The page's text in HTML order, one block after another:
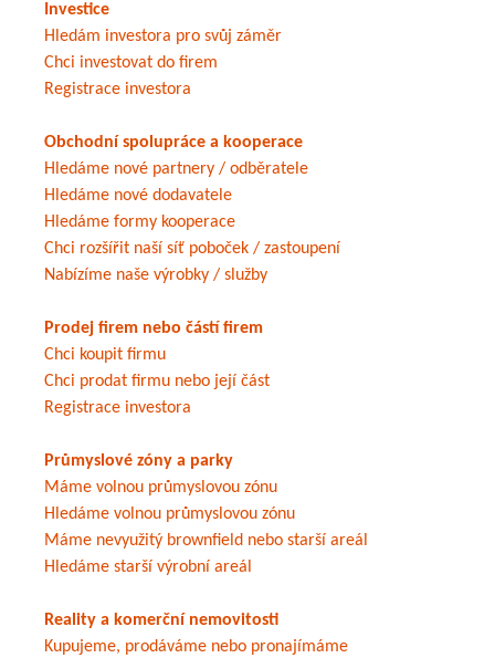
Investice
Hledám investora pro svůj záměr
Chci investovat do firem
Registrace investora
Obchodní spolupráce a kooperace
Hledáme nové partnery / odběratele
Hledáme nové dodavatele
Hledáme formy kooperace
Chci rozšířit naší síť poboček / zastoupení
Nabízíme naše výrobky / služby
Prodej firem nebo částí firem
Chci koupit firmu
Chci prodat firmu nebo její část
Registrace investora
Průmyslové zóny a parky
Máme volnou průmyslovou zónu
Hledáme volnou průmyslovou zónu
Máme nevyužitý brownfield nebo starší areál
Hledáme starší výrobní areál
Reality a komerční nemovitosti
Kupujeme, prodáváme nebo pronajímáme